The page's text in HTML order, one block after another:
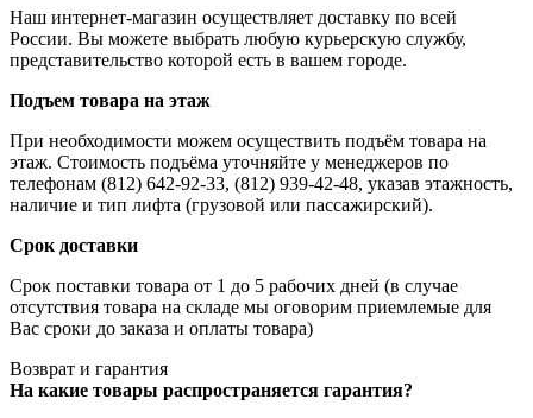
Наш интернет-магазин осуществляет доставку по всей
России. Вы можете выбрать любую курьерскую службу,
представительство которой есть в вашем городе.
Подъем товара на этаж
При необходимости можем осуществить подъём товара на
этаж. Стоимость подъёма уточняйте у менеджеров по
телефонам (812) 642-92-33, (812) 939-42-48, указав этажность,
наличие и тип лифта (грузовой или пассажирский).
Срок доставки
Срок поставки товара от 1 до 5 рабочих дней (в случае
отсутствия товара на складе мы оговорим приемлемые для
Вас сроки до заказа и оплаты товара)
Возврат и гарантия
На какие товары распространяется гарантия?